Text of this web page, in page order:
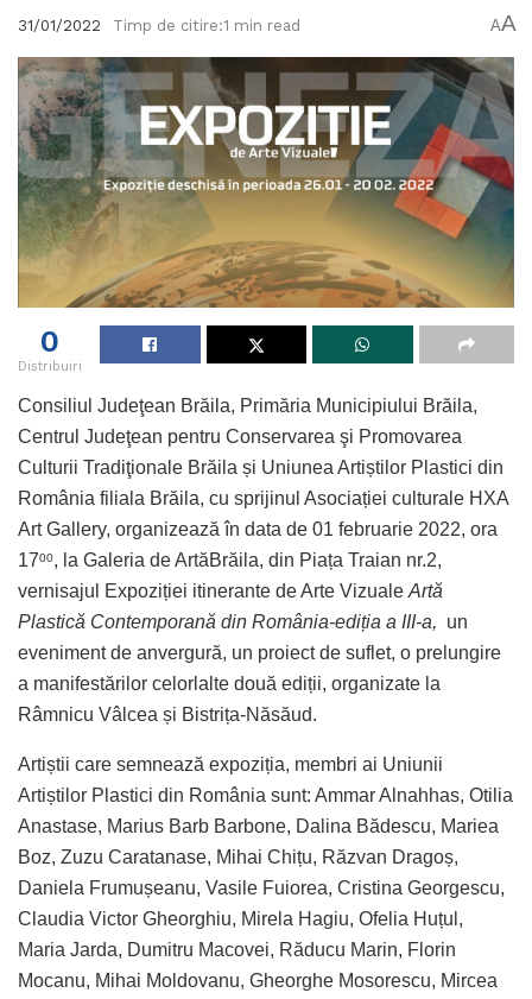
31/01/2022 Timp de citire:1 min read AA
0
Distribuiri
Consiliul Judeţean Brăila, Primăria Municipiului Brăila,
Centrul Judeţean pentru Conservarea şi Promovarea
Culturii Tradiţionale Brăila și Uniunea Artiștilor Plastici din
România filiala Brăila, cu sprijinul Asociației culturale HXA
Art Gallery, organizează în data de 01 februarie 2022, ora
1700, la Galeria de ArtăBrăila, din Piața Traian nr.2,
vernisajul Expoziției itinerante de Arte Vizuale Artă
Plastică Contemporană din România-ediția a III-a, un
eveniment de anvergură, un proiect de suflet, o prelungire
a manifestărilor celorlalte două ediții, organizate la
Râmnicu Vâlcea și Bistrița-Năsăud.
Artiștii care semnează expoziția, membri ai Uniunii
Artiștilor Plastici din România sunt: Ammar Alnahhas, Otilia
Anastase, Marius Barb Barbone, Dalina Bădescu, Mariea
Boz, Zuzu Caratanase, Mihai Chițu, Răzvan Dragoș,
Daniela Frumușeanu, Vasile Fuiorea, Cristina Georgescu,
Claudia Victor Gheorghiu, Mirela Hagiu, Ofelia Huțul,
Maria Jarda, Dumitru Macovei, Răducu Marin, Florin
Mocanu, Mihai Moldovanu, Gheorghe Mosorescu, Mircea